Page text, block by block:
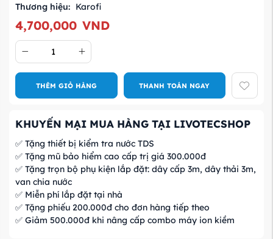
Thương hiệu: Karofi
4,700,000 VND
THÊM GIỎ HÀNG THANH TOÁN NGAY
KHUYẾN MẠI MUA HÀNG TẠI LIVOTECSHOP
✅ Tặng thiết bị kiểm tra nước TDS
✅ Tặng mũ bảo hiểm cao cấp trị giá 300.000đ
✅ Tặng trọn bộ phụ kiện lắp đặt: dây cấp 3m, dây thải 3m,
van chia nước
✅ Miễn phí lắp đặt tại nhà
✅ Tặng phiếu 200.000đ cho đơn hàng tiếp theo
✅ Giảm 500.000đ khi nâng cấp combo máy ion kiềm